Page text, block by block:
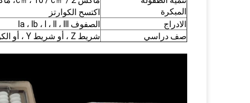
المبكرة
اكتسح الكوارتز
الادراج
الصفوف Ia ، Ib ، I ، II ، III
صف دراسي
شريط Z ، أو شريط Y ، أو الكوارتز المسحوق